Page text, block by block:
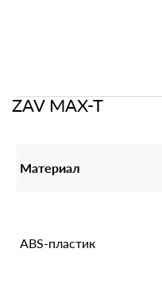
ZAV MAX-T
Материал
ABS-пластик